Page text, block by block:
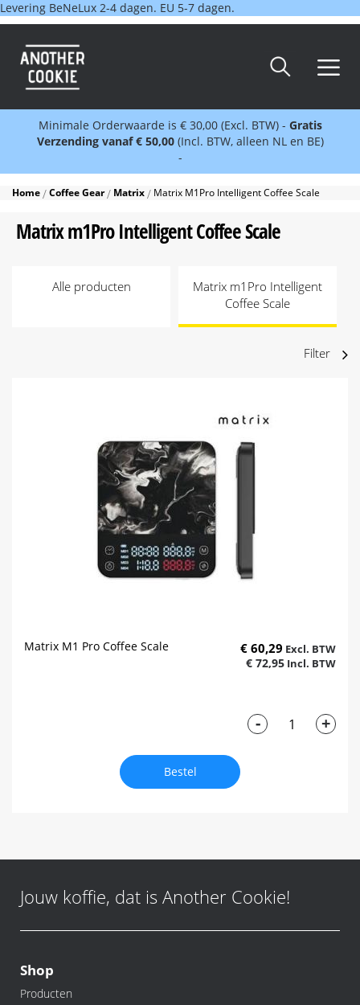
Levering BeNeLux 2-4 dagen. EU 5-7 dagen.
Minimale Orderwaarde is € 30,00 (Excl. BTW) - Gratis
Verzending vanaf € 50,00 (Incl. BTW, alleen NL en BE)
-
Home Coffee Gear Matrix Matrix M1Pro Intelligent Coffee Scale
Matrix m1Pro Intelligent Coffee Scale
Alle producten
Matrix m1Pro Intelligent
Coffee Scale
Filter
Matrix M1 Pro Coffee Scale € 60,29
€ 72,95
- +
Bestel
Jouw koffie, dat is Another Cookie!
Shop
Producten